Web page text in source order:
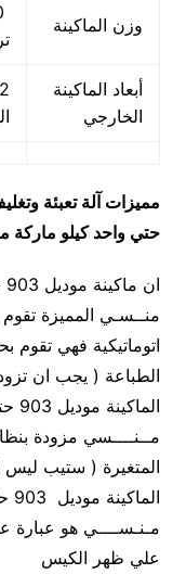
وزن الماكينة
أبعاد الماكينة
الخارجي
مميزات آلة تعبئة
حتي واحد كيلو ماركة
منــسـي المميزة
اتوماتيكية فهي تقوم
الطباعة ( يجب ان
مــنــــسي مزودة
المتغيرة ( ستيب ليس
مـنـســــي هو عبارة
علي ظهر الكيس